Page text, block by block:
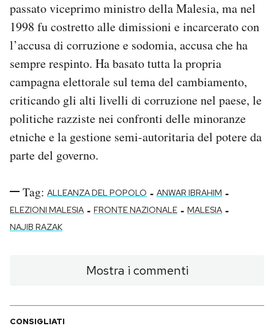
passato viceprimo ministro della Malesia, ma nel
1998 fu costretto alle dimissioni e incarcerato con
l’accusa di corruzione e sodomia, accusa che ha
sempre respinto. Ha basato tutta la propria
campagna elettorale sul tema del cambiamento,
criticando gli alti livelli di corruzione nel paese, le
politiche razziste nei confronti delle minoranze
etniche e la gestione semi-autoritaria del potere da
parte del governo.
Tag: ALLEANZA DEL POPOLO - ANWAR IBRAHIM -
ELEZIONI MALESIA - FRONTE NAZIONALE - MALESIA -
NAJIB RAZAK
Mostra i commenti
CONSIGLIATI